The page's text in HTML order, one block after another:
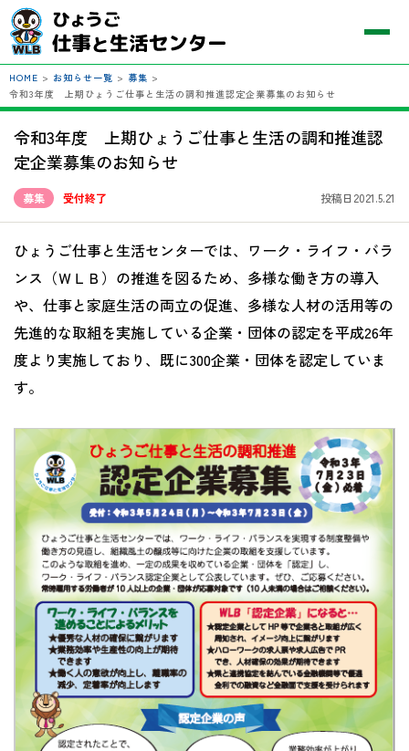
HOME > お知らせ一覧 > 募集 >
令和3年度 上期ひょうご仕事と生活の調和推進認定企業募集のお知らせ
令和3年度 上期ひょうご仕事と生活の調和推進認
定企業募集のお知らせ
募集 受付終了 投稿日2021.5.21
ひょうご仕事と生活センターでは、ワーク・ライフ・バラ
ンス（ＷＬＢ）の推進を図るため、多様な働き方の導入
や、仕事と家庭生活の両立の促進、多様な人材の活用等の
先進的な取組を実施している企業・団体の認定を平成26年
度より実施しており、既に300企業・団体を認定していま
す。